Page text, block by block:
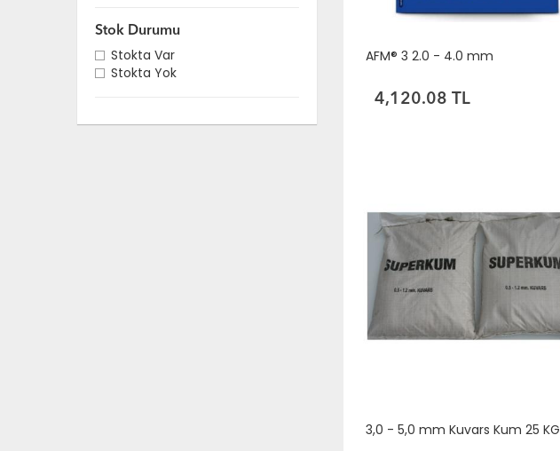
Stok Durumu
Stokta Var
Stokta Yok
AFM® 3 2.0 - 4.0 mm
4,120.08 TL
3,0 - 5,0 mm Kuvars Kum 25 KG